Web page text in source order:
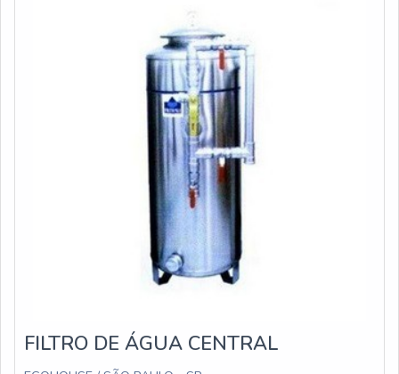
mangueiras atóxicas, disponibilizando tudo que há de
mais atual para garantir a qualidade final para cada
cliente.Não obstante, quando falamos em filtro de água
para indústria, deve-se ter a exatidão em orçar com
empresas que prezam por produtos e serviços que
tenham ótima qualidade e excelente custo-benefício,
detalhes que passam despercebidos e podem gerar
prejuízo futuros para os clientes.É importante lembrar
que o produto deve sempre ser adquirido com empresas
especializadas no segmento. Esse tipo de cuidado ajuda
a garantir a qualidade e durabilidade dos materiais, além
de evitar prejuízos com substituições frequentes de
produtos que não cumprem com suas funções
adequadamente. Assim, é possível poupar gastos
Filtros ter se tornado destaque quando pensamos em
uma empresa que entrega confiança e serviços de
FILTRO DE ÁGUA CENTRAL